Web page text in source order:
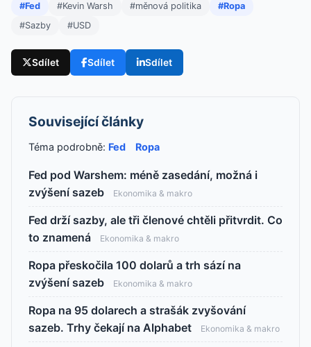
#Fed #Kevin Warsh #měnová politika
#Ropa
#Sazby
#USD
Sdílet Sdílet Sdílet
Související články
Téma podrobně: Fed Ropa
Fed pod Warshem: méně zasedání, možná i
zvýšení sazeb
Ekonomika & makro
Fed drží sazby, ale tři členové chtěli přitvrdit. Co
to znamená
Ekonomika & makro
Ropa přeskočila 100 dolarů a trh sází na
zvýšení sazeb
Ekonomika & makro
Ropa na 95 dolarech a strašák zvyšování
sazeb. Trhy čekají na Alphabet
Ekonomika & makro